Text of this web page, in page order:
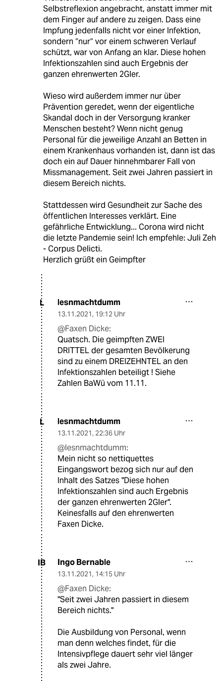
Selbstreflexion angebracht, anstatt immer mit
dem Finger auf andere zu zeigen. Dass eine
Impfung jedenfalls nicht vor einer Infektion,
sondern “nur“ vor einem schweren Verlauf
schützt, war von Anfang an klar. Diese hohen
Infektionszahlen sind auch Ergebnis der
ganzen ehrenwerten 2Gler.
Wieso wird außerdem immer nur über
Prävention geredet, wenn der eigentliche
Skandal doch in der Versorgung kranker
Menschen besteht? Wenn nicht genug
Personal für die jeweilige Anzahl an Betten in
einem Krankenhaus vorhanden ist, dann ist das
doch ein auf Dauer hinnehmbarer Fall von
Missmanagement. Seit zwei Jahren passiert in
diesem Bereich nichts.
Stattdessen wird Gesundheit zur Sache des
öffentlichen Interesses verklärt. Eine
gefährliche Entwicklung... Corona wird nicht
die letzte Pandemie sein! Ich empfehle: Juli Zeh
- Corpus Delicti.
Herzlich grüßt ein Geimpfter
L lesnmachtdumm
13.11.2021, 19:12 Uhr
@Faxen Dicke:
Quatsch. Die geimpften ZWEI
DRITTEL der gesamten Bevölkerung
sind zu einem DREIZEHNTEL an den
Infektionszahlen beteiligt ! Siehe
Zahlen BaWü vom 11.11.
L lesnmachtdumm
13.11.2021, 22:36 Uhr
@lesnmachtdumm:
Mein nicht so nettiquettes
Eingangswort bezog sich nur auf den
Inhalt des Satzes "Diese hohen
Infektionszahlen sind auch Ergebnis
der ganzen ehrenwerten 2Gler".
Keinesfalls auf den ehrenwerten
Faxen Dicke.
IB Ingo Bernable
13.11.2021, 14:15 Uhr
@Faxen Dicke:
"Seit zwei Jahren passiert in diesem
Bereich nichts."
Die Ausbildung von Personal, wenn
man denn welches findet, für die
Intensivpflege dauert sehr viel länger
als zwei Jahre.